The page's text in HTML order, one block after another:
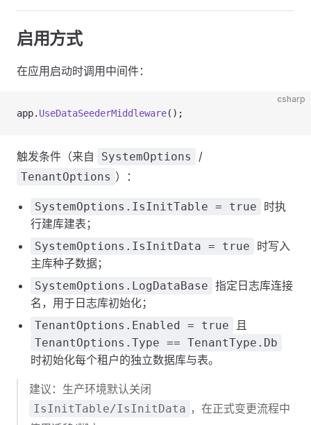
启用方式
在应用启动时调用中间件：
csharp
app. UseDataSeederMiddleware();
触发条件（来自 SystemOptions /
TenantOptions ）：
SystemOptions.IsInitTable = true
时执
行建库建表；
SystemOptions.IsInitData = true
时写入
主库种子数据；
SystemOptions.LogDataBase 指定日志库连接
名，用于日志库初始化；
TenantOptions.Enabled = true 且
TenantOptions.Type == TenantType.Db
时初始化每个租户的独立数据库与表。
建议：生产环境默认关闭
IsInitTable/IsInitData ，在正式变更流程中